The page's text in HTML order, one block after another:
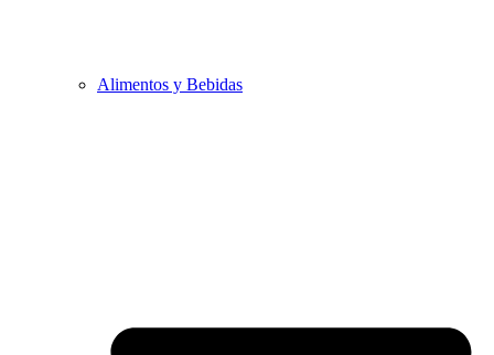
Alimentos y Bebidas